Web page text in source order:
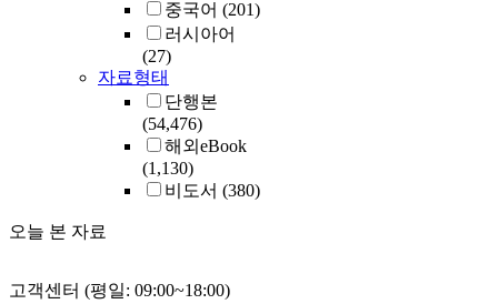
중국어 (201)
러시아어
(27)
자료형태
단행본
(54,476)
해외eBook
(1,130)
비도서 (380)
오늘 본 자료
고객센터 (평일: 09:00~18:00)